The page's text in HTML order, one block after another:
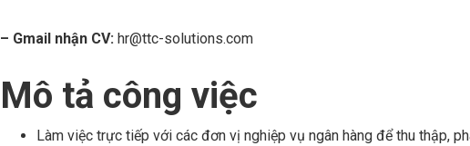
– Gmail nhận CV: hr@ttc-solutions.com
Mô tả công việc
Làm việc trực tiếp với các đơn vị nghiệp vụ ngân hàng để thu thập,